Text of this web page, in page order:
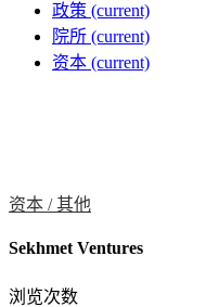
政策 (current)
院所 (current)
资本 (current)
资本 /其他
Sekhmet Ventures
浏览次数